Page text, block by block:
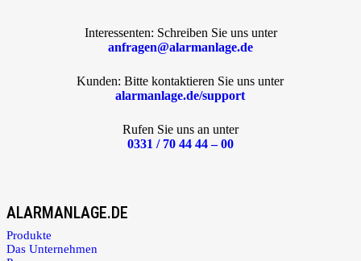
Interessenten: Schreiben Sie uns unter
anfragen@alarmanlage.de
Kunden: Bitte kontaktieren Sie uns unter
alarmanlage.de/support
Rufen Sie uns an unter
0331 / 70 44 44 – 00
ALARMANLAGE.DE
Produkte
Das Unternehmen